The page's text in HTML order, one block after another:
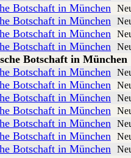
Botschaft in München
Botschaft in München
Botschaft in München
Botschaft in München
Botschaft in München
Botschaft in München
Botschaft in München
Botschaft in München
Botschaft in München
Botschaft in München
Botschaft in München
Botschaft in München